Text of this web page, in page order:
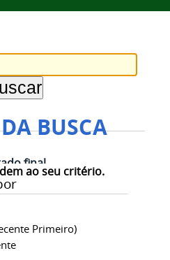
BUSCA
ao seu critério.
Primeiro)
final
,Instituto